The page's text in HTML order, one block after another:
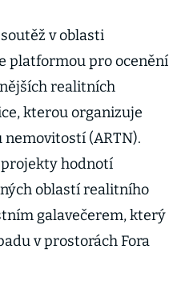
v oblasti
platformou pro ocenění
realitních
kterou organizuje
(ARTN).
projekty hodnotí
oblastí realitního
galavečerem, který
v prostorách Fora